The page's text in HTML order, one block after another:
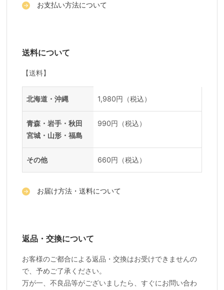
お支払い方法について
送料について
【送料】
地域 料金
北海道・沖縄 1,980円（税込）
青森・岩手・秋田
宮城・山形・福島
990円（税込）
その他 660円（税込）
お届け方法・送料について
返品・交換について
お客様のご都合による返品・交換はお受けできませんの
で、予めご了承ください。
万が一、不良品等がございましたら、すぐにお問い合わ